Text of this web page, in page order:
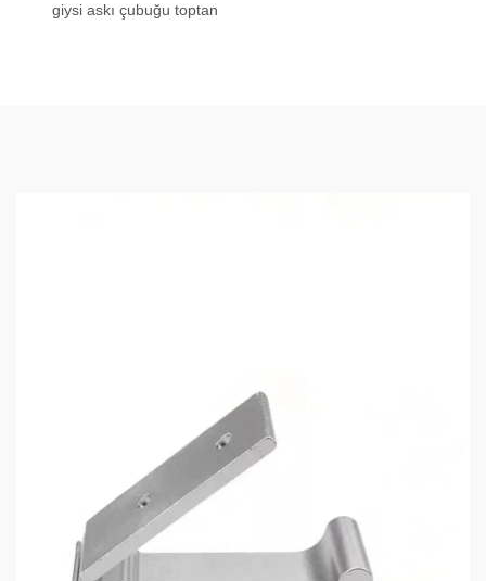
giysi askı çubuğu toptan